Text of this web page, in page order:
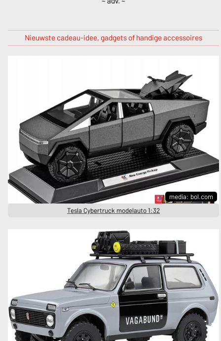
Nieuwste cadeau-idee, gadgets of handige accessoires
media: bol.com
Tesla Cybertruck modelauto 1:32